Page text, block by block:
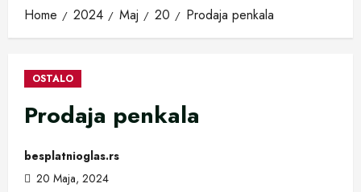
Home 2024 Maj 20 Prodaja penkala
OSTALO
Prodaja penkala
besplatnioglas.rs
20 Maja, 2024